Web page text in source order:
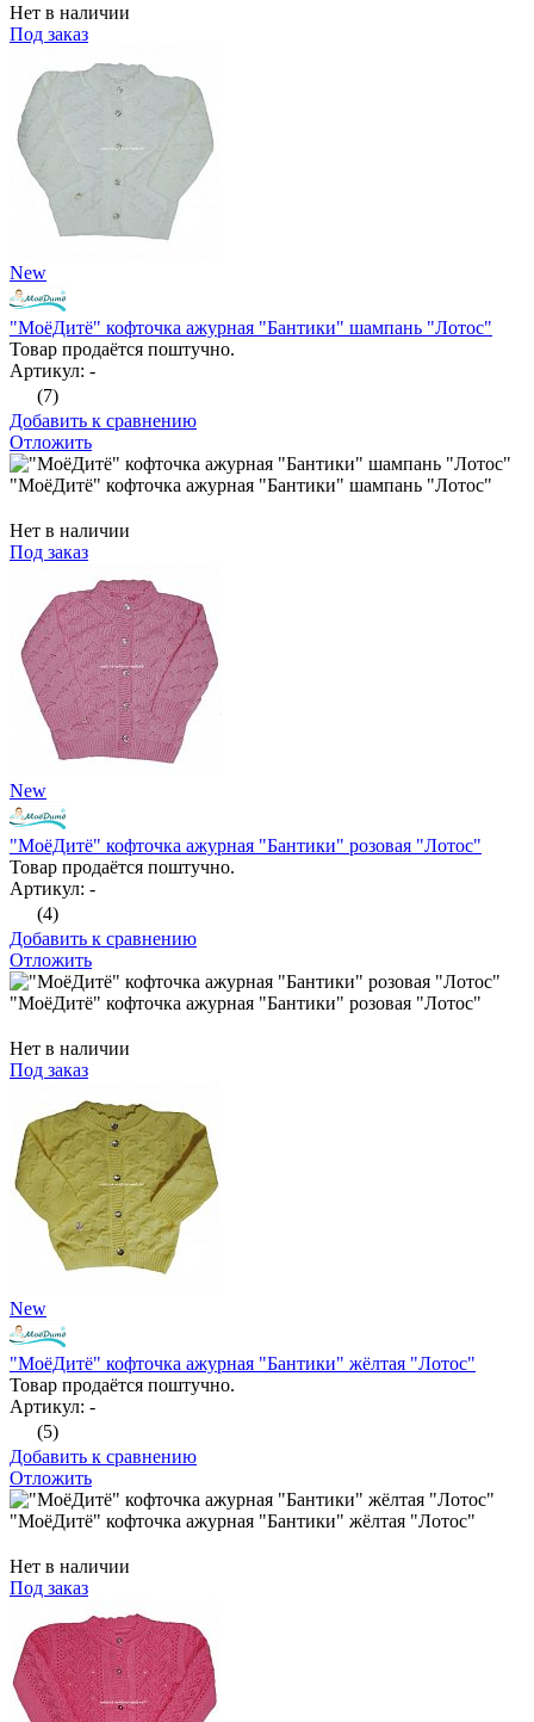
Нет в наличии
Под заказ
New
"МоёДитё" кофточка ажурная "Бантики" шампань "Лотос"
Товар продаётся поштучно.
Артикул: -
(7)
Добавить к сравнению
Отложить
"МоёДитё" кофточка ажурная "Бантики" шампань "Лотос"
Нет в наличии
Под заказ
New
"МоёДитё" кофточка ажурная "Бантики" розовая "Лотос"
Товар продаётся поштучно.
Артикул: -
(4)
Добавить к сравнению
Отложить
"МоёДитё" кофточка ажурная "Бантики" розовая "Лотос"
Нет в наличии
Под заказ
New
"МоёДитё" кофточка ажурная "Бантики" жёлтая "Лотос"
Товар продаётся поштучно.
Артикул: -
(5)
Добавить к сравнению
Отложить
"МоёДитё" кофточка ажурная "Бантики" жёлтая "Лотос"
Нет в наличии
Под заказ